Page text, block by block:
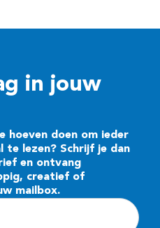
in jouw
hoeven doen om ieder
te lezen? Schrijf je dan
en ontvang
creatief of
mailbox.